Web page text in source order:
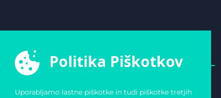
Politika Piškotkov
Uporabljamo lastne piškotke in tudi piškotke tretjih